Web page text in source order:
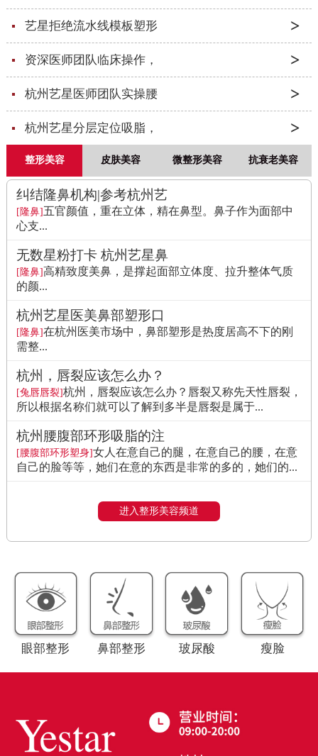
艺星拒绝流水线模板塑形
资深医师团队临床操作，
杭州艺星医师团队实操腰
杭州艺星分层定位吸脂，
整形美容 皮肤美容 微整形美容 抗衰老美容
纠结隆鼻机构|参考杭州艺
[隆鼻]五官颜值，重在立体，精在鼻型。鼻子作为面部中
心支...
无数星粉打卡 杭州艺星鼻
[隆鼻]高精致度美鼻，是撑起面部立体度、拉升整体气质
的颜...
杭州艺星医美鼻部塑形口
[隆鼻]在杭州医美市场中，鼻部塑形是热度居高不下的刚
需整...
杭州，唇裂应该怎么办？
[兔唇唇裂]杭州，唇裂应该怎么办？唇裂又称先天性唇裂，
所以根据名称们就可以了解到多半是唇裂是属于...
杭州腰腹部环形吸脂的注
[腰腹部环形塑身]女人在意自己的腿，在意自己的腰，在意
自己的脸等等，她们在意的东西是非常的多的，她们的...
进入整形美容频道
眼部整形 鼻部整形 玻尿酸 瘦脸